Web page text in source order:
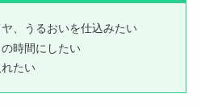
、うるおいを仕込みたい
時間にしたい
たい